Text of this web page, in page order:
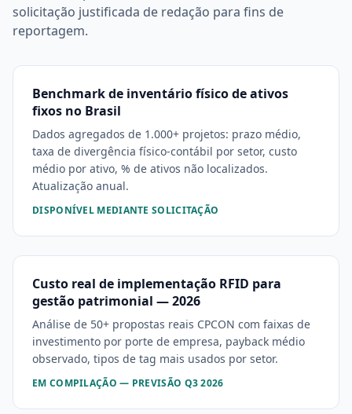
solicitação justificada de redação para fins de
reportagem.
Benchmark de inventário físico de ativos
fixos no Brasil
Dados agregados de 1.000+ projetos: prazo médio,
taxa de divergência físico-contábil por setor, custo
médio por ativo, % de ativos não localizados.
Atualização anual.
DISPONÍVEL MEDIANTE SOLICITAÇÃO
Custo real de implementação RFID para
gestão patrimonial — 2026
Análise de 50+ propostas reais CPCON com faixas de
investimento por porte de empresa, payback médio
observado, tipos de tag mais usados por setor.
EM COMPILAÇÃO — PREVISÃO Q3 2026